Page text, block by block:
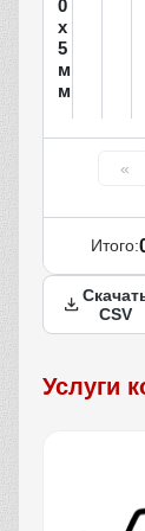
0
х
5
м
м
«
Итого:
CSV
Услуги